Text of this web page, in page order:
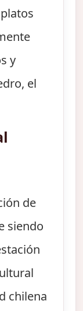
y
el
de
siendo
chilena